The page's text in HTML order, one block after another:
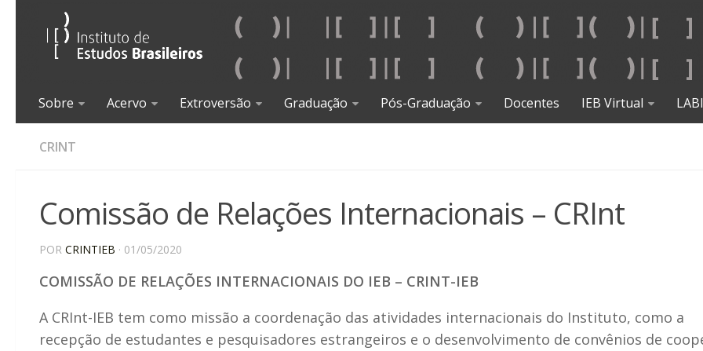
Sobre Acervo Extroversão Graduação Pós-Graduação Docentes IEB Virtual
CRINT
Comissão de Relações Internacionais – CRInt
POR CRINTIEB · 01/05/2020
COMISSÃO DE RELAÇÕES INTERNACIONAIS DO IEB – CRINT-IEB
A CRInt-IEB tem como missão a coordenação das atividades internacionais do Instituto, como a
recepção de estudantes e pesquisadores estrangeiros e o desenvolvimento de convênios de